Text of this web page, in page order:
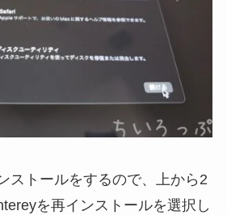
ストールをするので、上から2
を再インストールを選択し